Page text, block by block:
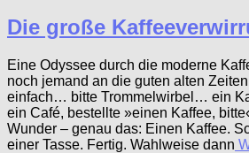
Die große
Eine Odyssee durch die moderne
noch jemand an die guten alten
einfach… bitte Trommelwirbel… ein
ein Café, bestellte »einen Kaffee,
Wunder – genau das: Einen Kaffee.
einer Tasse. Fertig. Wahlweise dann